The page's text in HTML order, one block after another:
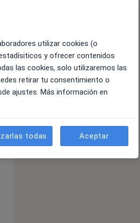
utilizar cookies (o
y ofrecer contenidos
las cookies, solo utilizaremos las
retirar tu consentimiento o
ajustes. Más información en
todas Aceptar